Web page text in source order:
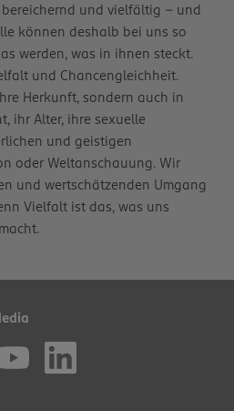
und vielfältig – und
können deshalb bei uns so
werden, was in ihnen steckt.
und Chancengleichheit.
Herkunft, sondern auch in
ihr Alter, ihre sexuelle
und geistigen
oder Weltanschauung. Wir
und wertschätzenden Umgang
Vielfalt ist das, was uns